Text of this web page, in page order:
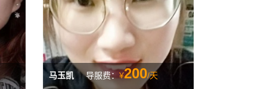
马玉凯 导服费： ¥200/天